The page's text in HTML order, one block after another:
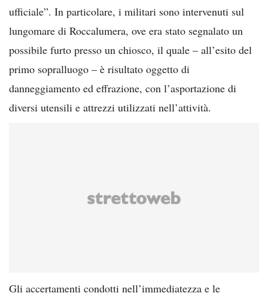
ufficiale”. In particolare, i militari sono intervenuti sul
lungomare di Roccalumera, ove era stato segnalato un
possibile furto presso un chiosco, il quale – all’esito del
primo sopralluogo – è risultato oggetto di
danneggiamento ed effrazione, con l’asportazione di
diversi utensili e attrezzi utilizzati nell’attività.
Gli accertamenti condotti nell’immediatezza e le